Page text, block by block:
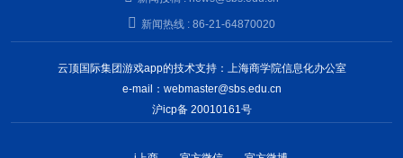
新闻热线 : 86-21-64870020
云顶国际集团游戏app的技术支持：上海商学院信息化办公室
e-mail： webmaster@sbs.edu.cn
沪icp备 20010161号